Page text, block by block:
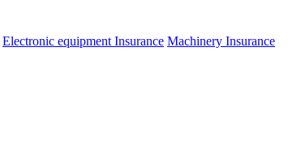
Electronic equipment Insurance Machinery Insurance